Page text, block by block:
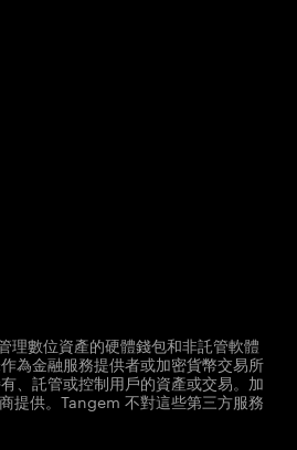
理數位資產的硬體錢包和非託管軟體
為金融服務提供者或加密貨幣交易所
、託管或控制用戶的資產或交易。加
提供。Tangem 不對這些第三方服務